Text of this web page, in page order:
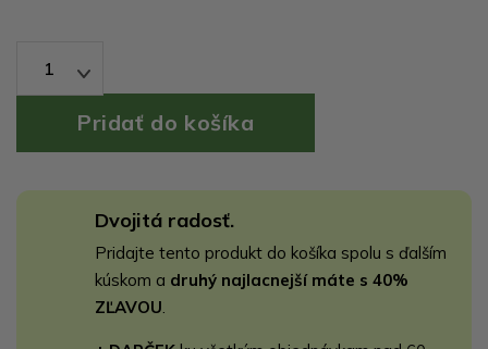
1
Dvojitá radosť.
Pridajte tento produkt do košíka spolu s ďalším
kúskom a druhý najlacnejší máte s 40%
ZĽAVOU